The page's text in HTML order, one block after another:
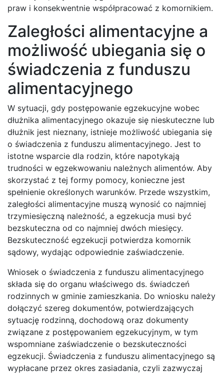
praw i konsekwentnie współpracować z komornikiem.
Zaległości alimentacyjne a
możliwość ubiegania się o
świadczenia z funduszu
alimentacyjnego
W sytuacji, gdy postępowanie egzekucyjne wobec
dłużnika alimentacyjnego okazuje się nieskuteczne lub
dłużnik jest nieznany, istnieje możliwość ubiegania się
o świadczenia z funduszu alimentacyjnego. Jest to
istotne wsparcie dla rodzin, które napotykają
trudności w egzekwowaniu należnych alimentów. Aby
skorzystać z tej formy pomocy, konieczne jest
spełnienie określonych warunków. Przede wszystkim,
zaległości alimentacyjne muszą wynosić co najmniej
trzymiesięczną należność, a egzekucja musi być
bezskuteczna od co najmniej dwóch miesięcy.
Bezskuteczność egzekucji potwierdza komornik
sądowy, wydając odpowiednie zaświadczenie.
Wniosek o świadczenia z funduszu alimentacyjnego
składa się do organu właściwego ds. świadczeń
rodzinnych w gminie zamieszkania. Do wniosku należy
dołączyć szereg dokumentów, potwierdzających
sytuację rodzinną, dochodową oraz dokumenty
związane z postępowaniem egzekucyjnym, w tym
wspomniane zaświadczenie o bezskuteczności
egzekucji. Świadczenia z funduszu alimentacyjnego są
wypłacane przez okres zasiadania, czyli zazwyczaj